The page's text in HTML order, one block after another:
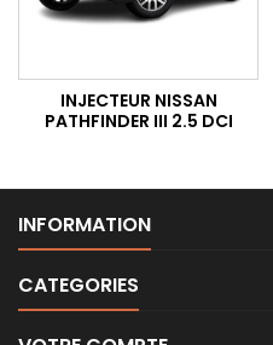
INJECTEUR NISSAN
PATHFINDER III 2.5 DCI
INFORMATION
CATEGORIES